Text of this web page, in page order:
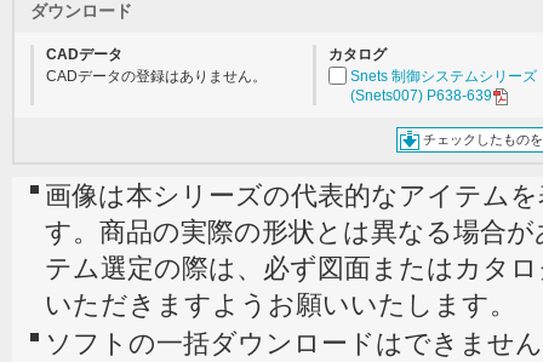
ダウンロード
CADデータ
CADデータの登録はありません。
カタログ
Snets 制御システムシリーズ
(Snets007) P638-639
チェックしたもの
画像は本シリーズの代表的なアイテム
す。商品の実際の形状とは異なる場合
テム選定の際は、必ず図面またはカタ
いただきますようお願いいたします。
ソフトの一括ダウンロードはできませ